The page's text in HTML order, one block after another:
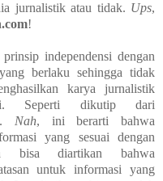
jurnalistik atau tidak. Ups,
!
prinsip independensi dengan
berlaku sehingga tidak
karya jurnalistik
Seperti dikutip dari
. Nah, ini berarti bahwa
yang sesuai dengan
diartikan bahwa
untuk informasi yang